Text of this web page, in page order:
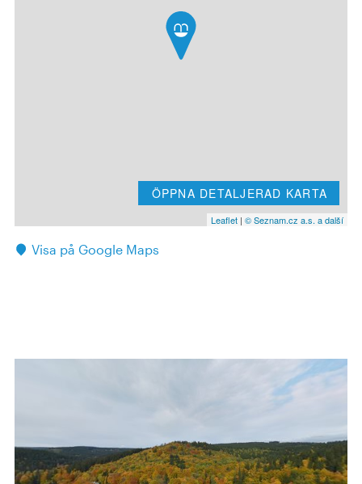
ÖPPNA DETALJERAD KARTA
Leaflet | © Seznam.cz a.s. a další
Visa på Google Maps